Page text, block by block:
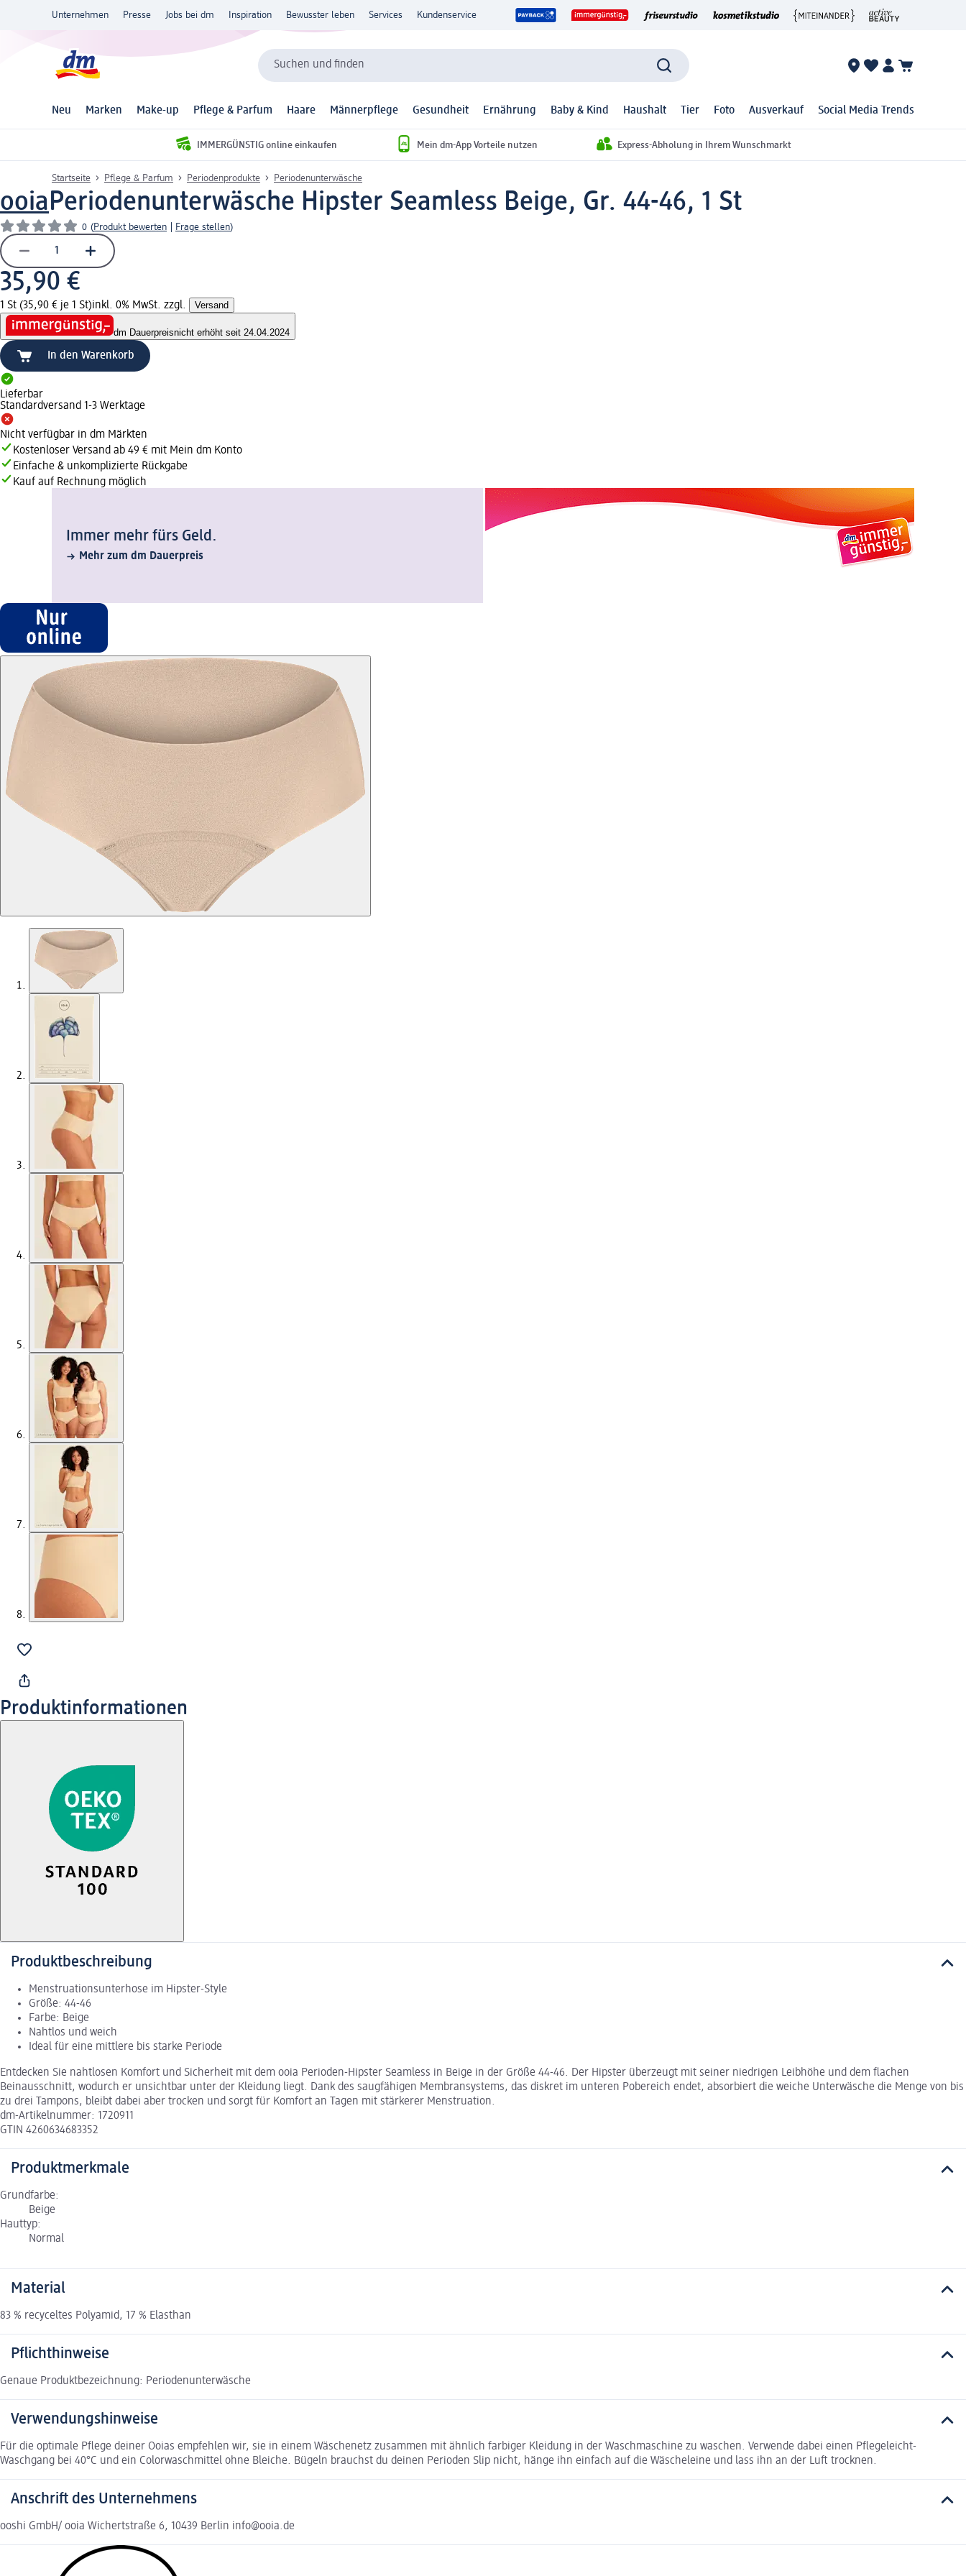
Unternehmen Presse Jobs bei dm Inspiration Bewusster leben Services Kundenservice
Suchen und finden
Neu Marken Make-up Pflege & Parfum Haare Männerpflege Gesundheit Ernährung Baby & Kind Haushalt Tier Foto Ausverkauf Social Media Trends
IMMERGÜNSTIG online einkaufen Mein dm-App Vorteile nutzen Express-Abholung in Ihrem Wunschmarkt
Startseite Pflege & Parfum Periodenprodukte Periodenunterwäsche
ooiaPeriodenunterwäsche Hipster Seamless Beige, Gr. 44-46, 1 St
0 (Produkt bewerten Frage stellen)
35,90 €
1 St (35,90 € je 1 St)inkl. 0% MwSt. zzgl. Versand
dm Dauerpreisnicht erhöht seit 24.04.2024
In den Warenkorb
Lieferbar
Standardversand 1-3 Werktage
Nicht verfügbar in dm Märkten
Kostenloser Versand ab 49 € mit Mein dm Konto
Einfache & unkomplizierte Rückgabe
Kauf auf Rechnung möglich
Immer mehr fürs Geld.
Mehr zum dm Dauerpreis
Produktinformationen
Produktbeschreibung
Menstruationsunterhose im Hipster-Style
Größe: 44-46
Farbe: Beige
Nahtlos und weich
Ideal für eine mittlere bis starke Periode
Entdecken Sie nahtlosen Komfort und Sicherheit mit dem ooia Perioden-Hipster Seamless in Beige in der Größe 44-46. Der Hipster überzeugt mit seiner niedrigen Leibhöhe und dem flachen
Beinausschnitt, wodurch er unsichtbar unter der Kleidung liegt. Dank des saugfähigen Membransystems, das diskret im unteren Pobereich endet, absorbiert die weiche Unterwäsche die Menge von bis
zu drei Tampons, bleibt dabei aber trocken und sorgt für Komfort an Tagen mit stärkerer Menstruation.
dm-Artikelnummer: 1720911
GTIN 4260634683352
Produktmerkmale
Grundfarbe:
Beige
Hauttyp:
Normal
Material
83 % recyceltes Polyamid, 17 % Elasthan
Pflichthinweise
Genaue Produktbezeichnung: Periodenunterwäsche
Verwendungshinweise
Für die optimale Pflege deiner Ooias empfehlen wir, sie in einem Wäschenetz zusammen mit ähnlich farbiger Kleidung in der Waschmaschine zu waschen. Verwende dabei einen Pflegeleicht-
Waschgang bei 40°C und ein Colorwaschmittel ohne Bleiche. Bügeln brauchst du deinen Perioden Slip nicht, hänge ihn einfach auf die Wäscheleine und lass ihn an der Luft trocknen.
Anschrift des Unternehmens
ooshi GmbH/ ooia Wichertstraße 6, 10439 Berlin info@ooia.de